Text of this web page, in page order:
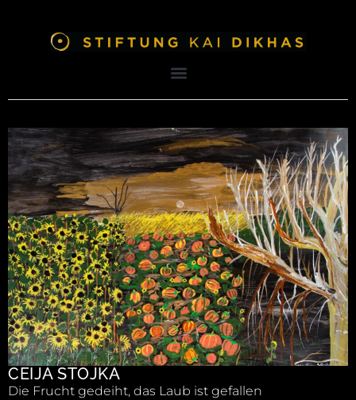
CEIJA STOJKA
Die Frucht gedeiht, das Laub ist gefallen